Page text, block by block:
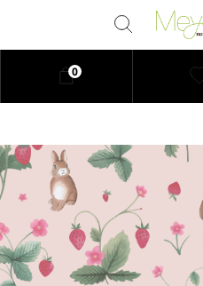
Millions
world visit
creative
templates,
even hire
0